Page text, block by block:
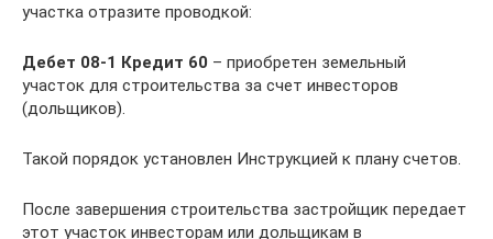
участка отразите проводкой:
Дебет 08-1 Кредит 60 – приобретен земельный
участок для строительства за счет инвесторов
(дольщиков).
Такой порядок установлен Инструкцией к плану счетов.
После завершения строительства застройщик передает
этот участок инвесторам или дольщикам в